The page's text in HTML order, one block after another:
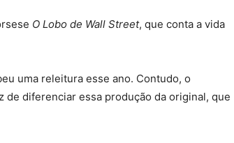
O Lobo de Wall Street, que conta a vida
uma releitura esse ano. Contudo, o
de diferenciar essa produção da original, que